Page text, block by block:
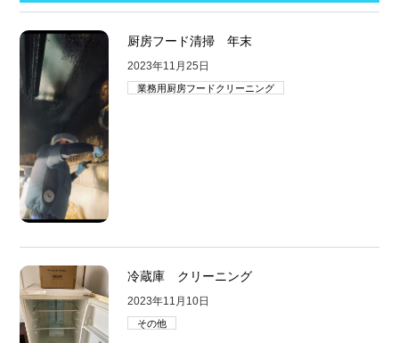
厨房フード清掃 年末
2023年11月25日
業務用厨房フードクリーニング
冷蔵庫 クリーニング
2023年11月10日
その他